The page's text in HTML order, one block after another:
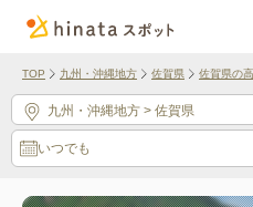
TOP 九州・沖縄地方 佐賀県 佐賀県の
九州・沖縄地方 > 佐賀県
いつでも